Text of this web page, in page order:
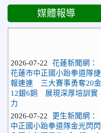
媒體報導
花蓮市中正國小跆拳道隊捷
報連連 三大賽事勇奪20金
12銀6銅 展現深厚培訓實
力
2026-07-22
中正國小跆拳道隊金光閃閃
全國少年盃勇奪3金4銀、市